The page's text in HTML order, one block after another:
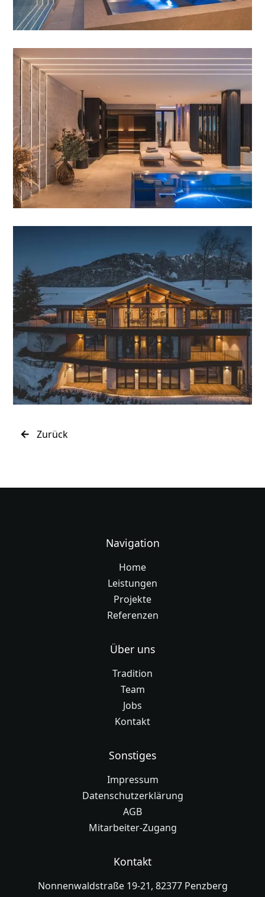
Zurück
Navigation
Home
Leistungen
Projekte
Referenzen
Über uns
Tradition
Team
Jobs
Kontakt
Sonstiges
Impressum
Datenschutzerklärung
AGB
Mitarbeiter-Zugang
Kontakt
Nonnenwaldstraße 19-21, 82377 Penzberg